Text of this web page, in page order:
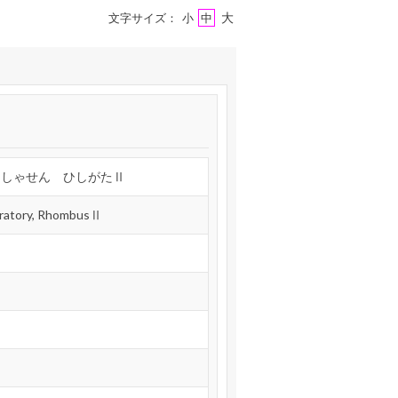
文字サイズ： 小 中 大
しゃせん ひしがたⅡ
RhombusⅡ